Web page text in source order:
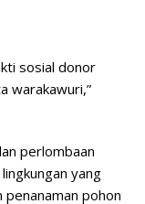
sosial donor
warakawuri,”
perlombaan
yang
pohon